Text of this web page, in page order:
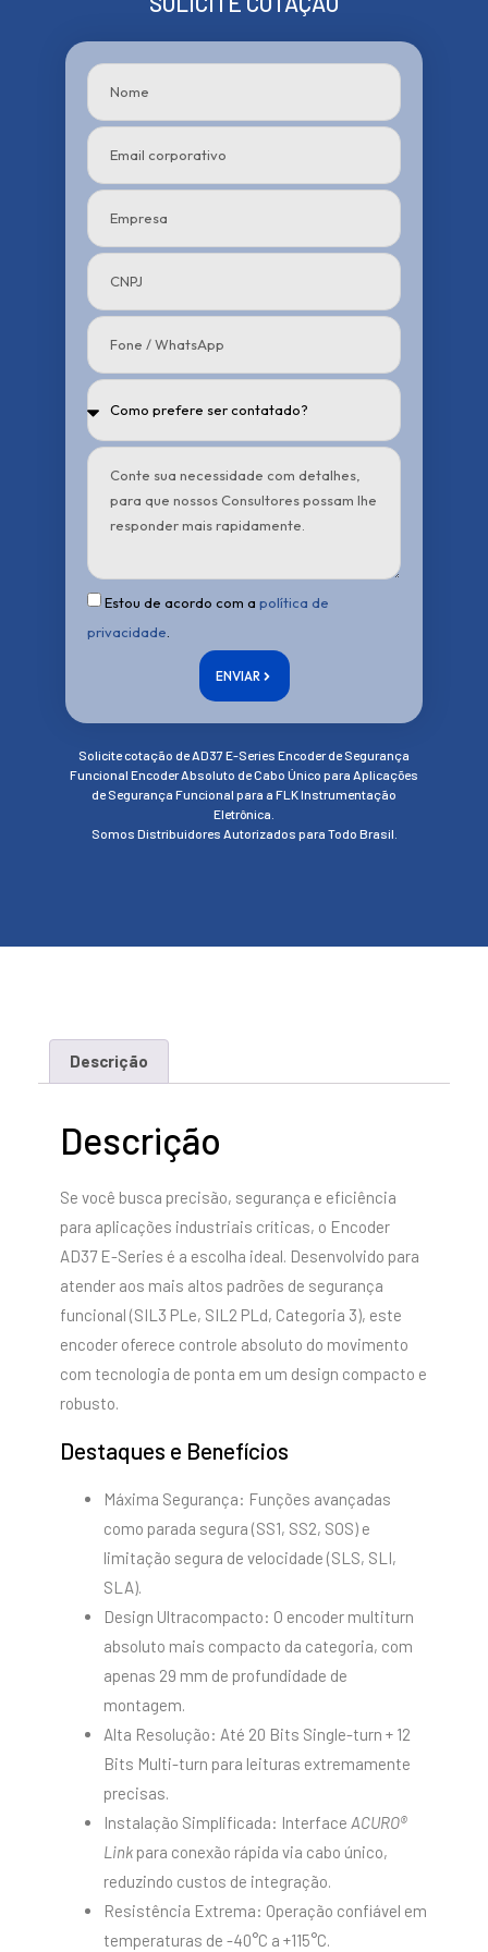
Estou de acordo com a política de
privacidade
ENVIAR
Solicite cotação de AD37 E-Series Encoder de Segurança
Funcional Encoder Absoluto de Cabo Único para Aplicações
de Segurança Funcional para a FLK Instrumentação
Eletrônica.
Somos Distribuidores Autorizados para Todo Brasil.
Descrição
Descrição
Se você busca precisão, segurança e eficiência
para aplicações industriais críticas, o Encoder
AD37 E-Series é a escolha ideal. Desenvolvido para
atender aos mais altos padrões de segurança
funcional (SIL3 PLe, SIL2 PLd, Categoria 3), este
encoder oferece controle absoluto do movimento
com tecnologia de ponta em um design compacto e
robusto.
Destaques e Benefícios
Máxima Segurança: Funções avançadas
como parada segura (SS1, SS2, SOS) e
limitação segura de velocidade (SLS, SLI,
SLA).
Design Ultracompacto: O encoder multiturn
absoluto mais compacto da categoria, com
apenas 29 mm de profundidade de
montagem.
Alta Resolução: Até 20 Bits Single-turn + 12
Bits Multi-turn para leituras extremamente
precisas.
Instalação Simplificada: Interface ACURO®
Link para conexão rápida via cabo único,
reduzindo custos de integração.
Resistência Extrema: Operação confiável em
temperaturas de -40°C a +115°C.